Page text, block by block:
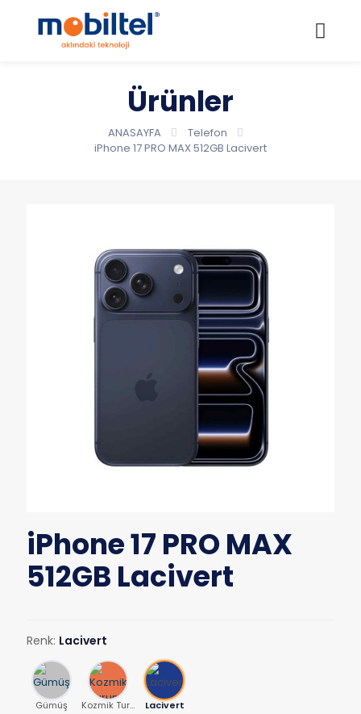
Ürünler
ANASAYFA
Telefon
iPhone 17 PRO MAX 512GB Lacivert
iPhone 17 PRO MAX
512GB Lacivert
Renk: Lacivert
Gümüş Kozmik Turuncu Lacivert